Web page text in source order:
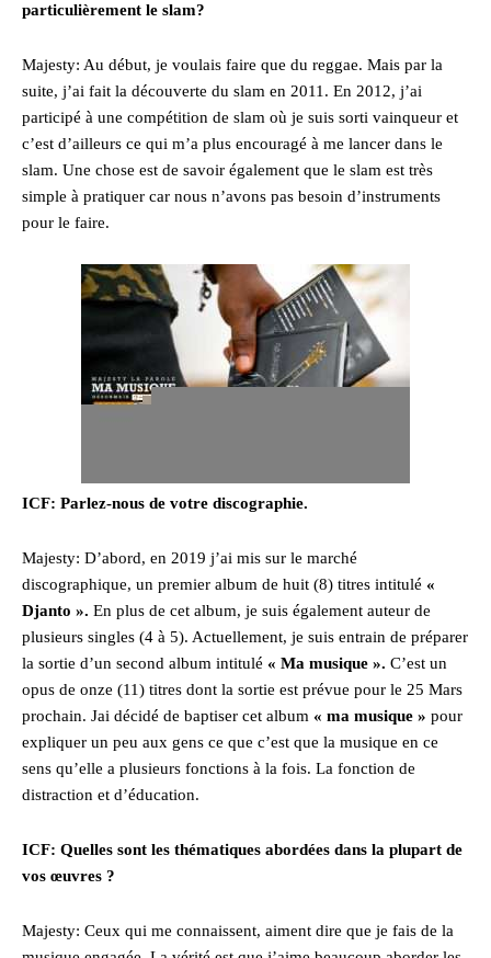
particulièrement le slam?
Majesty: Au début, je voulais faire que du reggae. Mais par la
suite, j’ai fait la découverte du slam en 2011. En 2012, j’ai
participé à une compétition de slam où je suis sorti vainqueur et
c’est d’ailleurs ce qui m’a plus encouragé à me lancer dans le
slam. Une chose est de savoir également que le slam est très
simple à pratiquer car nous n’avons pas besoin d’instruments
pour le faire.
ICF: Parlez-nous de votre discographie.
Majesty: D’abord, en 2019 j’ai mis sur le marché
discographique, un premier album de huit (8) titres intitulé «
Djanto ». En plus de cet album, je suis également auteur de
plusieurs singles (4 à 5). Actuellement, je suis entrain de préparer
la sortie d’un second album intitulé « Ma musique ». C’est un
opus de onze (11) titres dont la sortie est prévue pour le 25 Mars
prochain. Jai décidé de baptiser cet album « ma musique » pour
expliquer un peu aux gens ce que c’est que la musique en ce
sens qu’elle a plusieurs fonctions à la fois. La fonction de
distraction et d’éducation.
ICF: Quelles sont les thématiques abordées dans la plupart de
vos œuvres ?
Majesty: Ceux qui me connaissent, aiment dire que je fais de la